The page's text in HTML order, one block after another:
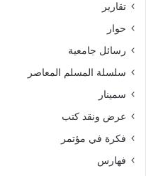
تقارير
حوار
رسائل جامعية
سلسلة المسلم المعاصر
سمينار
عرض ونقد كتب
فكرة في مؤتمر
فهارس